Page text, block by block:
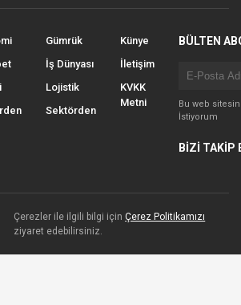
Gümrük
İş Dünyası
Lojistik
Sektörden
Künye
İletişim
KVKK
Metni
BÜLTEN
Bu web
İstiyorum
BİZİ TAKİP
Çerezler ile ilgili bilgi içinÇerez Politikamızı
ziyaret edebilirsiniz.